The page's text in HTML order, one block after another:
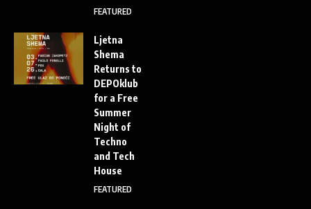
FEATURED
Ljetna
Shema
Returns to
DEPOklub
for a Free
Summer
Night of
Techno
and Tech
House
FEATURED